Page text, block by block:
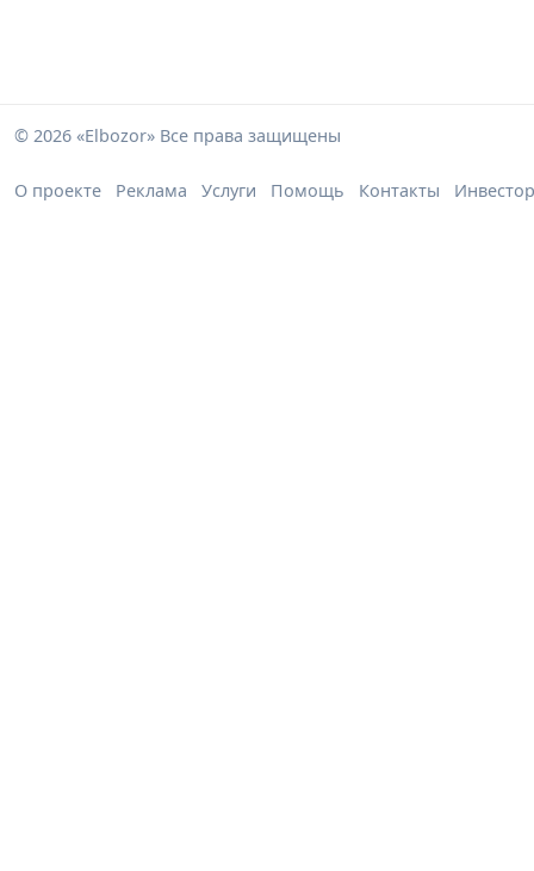
© 2026 «Elbozor» Все права защищены
О проекте Реклама Услуги Помощь Контакты